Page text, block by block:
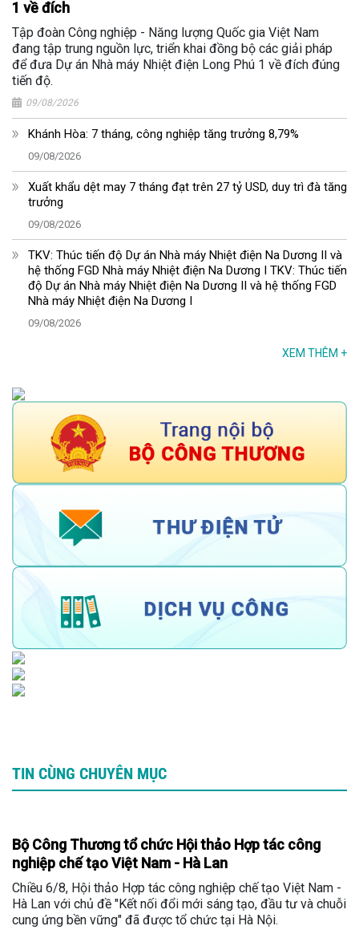
1 về đích
Tập đoàn Công nghiệp - Năng lượng Quốc gia Việt Nam
đang tập trung nguồn lực, triển khai đồng bộ các giải pháp
để đưa Dự án Nhà máy Nhiệt điện Long Phú 1 về đích đúng
tiến độ.
09/08/2026
Khánh Hòa: 7 tháng, công nghiệp tăng trưởng 8,79%
09/08/2026
Xuất khẩu dệt may 7 tháng đạt trên 27 tỷ USD, duy trì đà tăng
trưởng
09/08/2026
TKV: Thúc tiến độ Dự án Nhà máy Nhiệt điện Na Dương II và
hệ thống FGD Nhà máy Nhiệt điện Na Dương I TKV: Thúc tiến
độ Dự án Nhà máy Nhiệt điện Na Dương II và hệ thống FGD
Nhà máy Nhiệt điện Na Dương I
09/08/2026
XEM THÊM +
TIN CÙNG CHUYÊN MỤC
Bộ Công Thương tổ chức Hội thảo Hợp tác công
nghiệp chế tạo Việt Nam - Hà Lan
Chiều 6/8, Hội thảo Hợp tác công nghiệp chế tạo Việt Nam -
Hà Lan với chủ đề "Kết nối đổi mới sáng tạo, đầu tư và chuỗi
cung ứng bền vững" đã được tổ chức tại Hà Nội.